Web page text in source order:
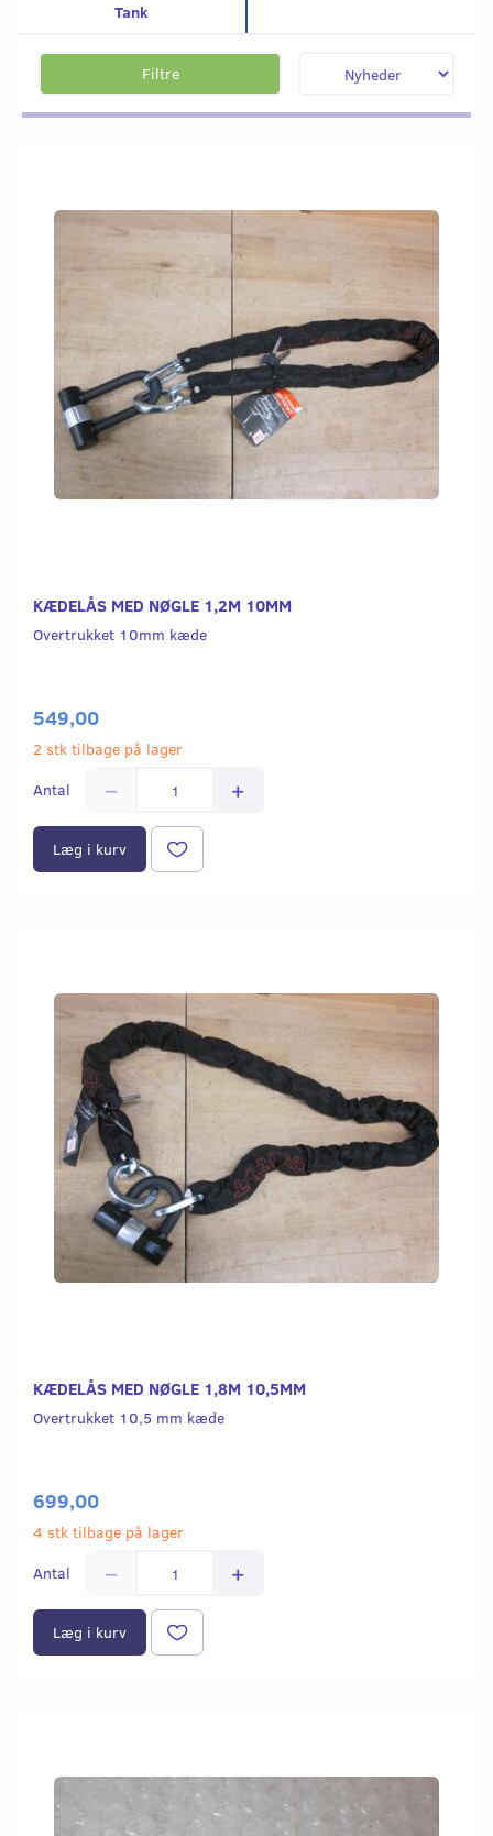
Tank
Filtre
KÆDELÅS MED NØGLE 1,2M 10MM
Overtrukket 10mm kæde
549,00
2 stk tilbage på lager
Antal
Læg i kurv
KÆDELÅS MED NØGLE 1,8M 10,5MM
Overtrukket 10,5 mm kæde
699,00
4 stk tilbage på lager
Antal
Læg i kurv